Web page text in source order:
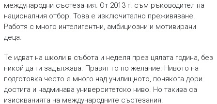
международни състезания. От 2013 г. съм ръководител на
националния отбор. Това е изключително преживяване.
Работя с много интелигентни, амбициозни и мотивирани
деца.
Те идват на школи в събота и неделя през цялата година, без
никой да ги задължава. Правят го по желание. Нивото на
подготовка често е много над училищното, понякога дори
достига и надминава университетско ниво. Но такива са
изискванията на международните състезания.